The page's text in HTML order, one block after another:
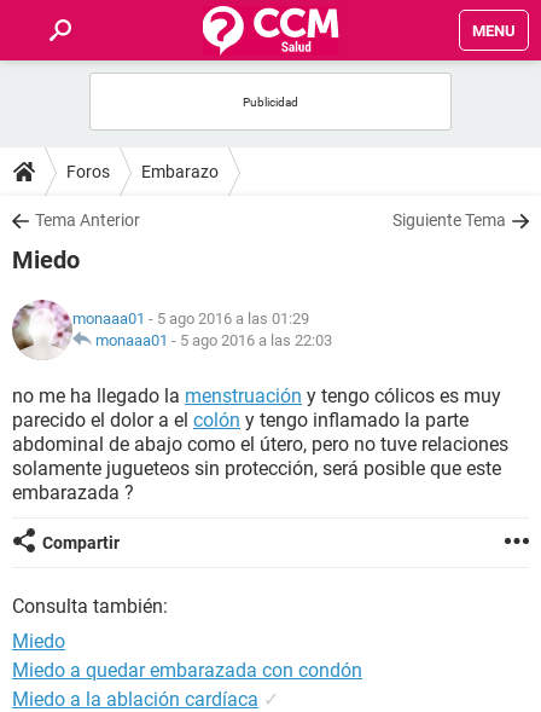
MENU
FOROS
SALUD
NUTRICIÓN
BIENESTAR
SEXUALIDAD
GLOSARIO
Foros Embarazo
Tema Anterior Siguiente Tema
Miedo
monaaa01 - 5 ago 2016 a las 01:29
monaaa01 - 5 ago 2016 a las 22:03
no me ha llegado la menstruación y tengo cólicos es muy
parecido el dolor a el colón y tengo inflamado la parte
abdominal de abajo como el útero, pero no tuve relaciones
solamente jugueteos sin protección, será posible que este
embarazada ?
Compartir
Consulta también:
Miedo
Miedo a quedar embarazada con condón
Miedo a la ablación cardíaca ✓